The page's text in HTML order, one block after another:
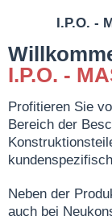
I.P.O. -
I.P.O. -
Profitieren Sie
Bereich der
Neben der
auch bei